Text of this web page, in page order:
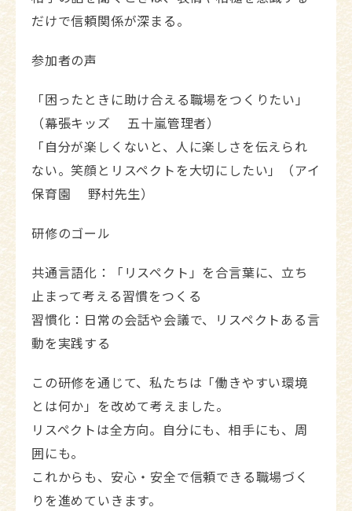
だけで信頼関係が深まる。
参加者の声
「困ったときに助け合える職場をつくりたい」
（幕張キッズ 五十嵐管理者）
「自分が楽しくないと、人に楽しさを伝えられ
ない。笑顔とリスペクトを大切にしたい」（アイ
保育園 野村先生）
研修のゴール
共通言語化：「リスペクト」を合言葉に、立ち
止まって考える習慣をつくる
習慣化：日常の会話や会議で、リスペクトある言
動を実践する
この研修を通じて、私たちは「働きやすい環境
とは何か」を改めて考えました。
リスペクトは全方向。自分にも、相手にも、周
囲にも。
これからも、安心・安全で信頼できる職場づく
りを進めていきます。